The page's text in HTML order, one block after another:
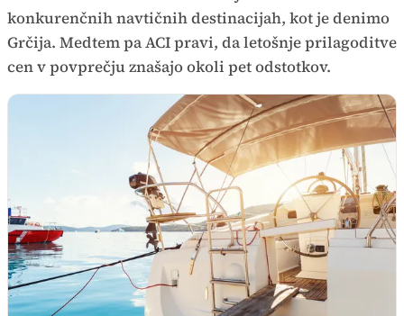
konkurenčnih navtičnih destinacijah, kot je denimo
Grčija. Medtem pa ACI pravi, da letošnje prilagoditve
cen v povprečju znašajo okoli pet odstotkov.